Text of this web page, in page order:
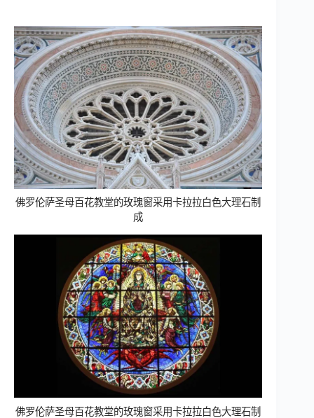
佛罗伦萨圣母百花教堂的玫瑰窗采用卡拉拉白色大理石制
成
佛罗伦萨圣母百花教堂的玫瑰窗采用卡拉拉白色大理石制